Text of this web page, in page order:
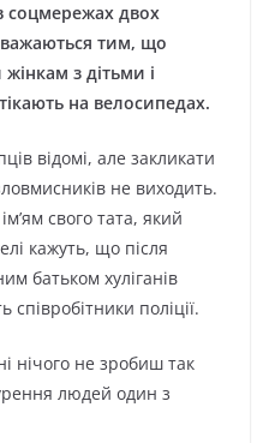
соцмережах двох
тим, що
з дітьми і
на велосипедах.
відомі, але закликати
не виходить.
свого тата, який
кажуть, що після
батьком хуліганів
співробітники поліції.
нічого не зробиш так
людей один з